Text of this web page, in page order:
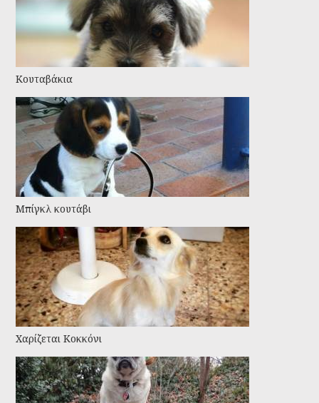
Κουταβάκια
Μπίγκλ κουτάβι
Χαρίζεται Κοκκόνι